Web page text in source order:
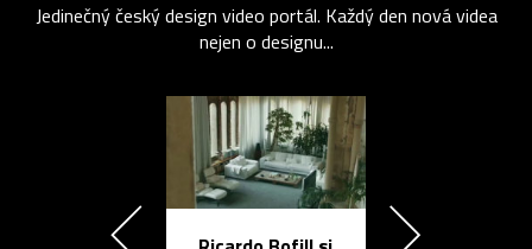
Jedinečný český design video portál. Každý den nová videa
nejen o designu...